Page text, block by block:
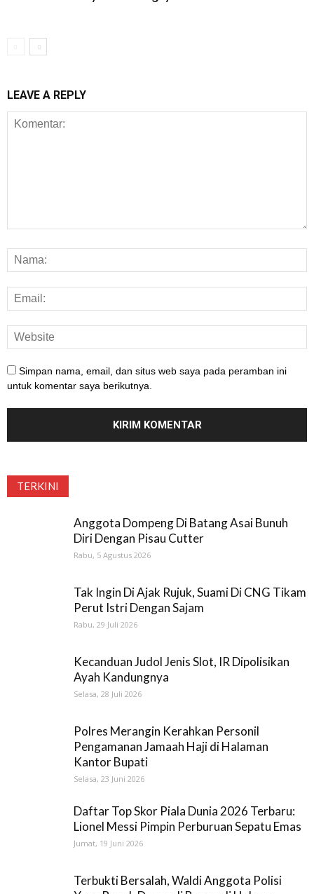
LEAVE A REPLY
Simpan nama, email, dan situs web saya pada peramban ini
untuk komentar saya berikutnya.
TERKINI
Anggota Dompeng Di Batang Asai Bunuh
Diri Dengan Pisau Cutter
Rabu, 5 Agustus 2026
Tak Ingin Di Ajak Rujuk, Suami Di CNG Tikam
Perut Istri Dengan Sajam
Rabu, 29 Juli 2026
Kecanduan Judol Jenis Slot, IR Dipolisikan
Ayah Kandungnya
Selasa, 28 Juli 2026
Polres Merangin Kerahkan Personil
Pengamanan Jamaah Haji di Halaman
Kantor Bupati
Selasa, 23 Juni 2026
Daftar Top Skor Piala Dunia 2026 Terbaru:
Lionel Messi Pimpin Perburuan Sepatu Emas
Jumat, 19 Juni 2026
Terbukti Bersalah, Waldi Anggota Polisi